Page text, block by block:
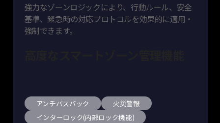
強力なゾーンロジックにより、行動ルール、安全
基準、緊急時の対応プロトコルを効果的に適用・
強制できます。
アンチパスバック
火災警報
インターロック(内部ロック機能)